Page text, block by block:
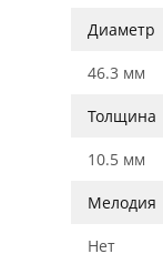
Диаметр
46.3 мм
Толщина
10.5 мм
Мелодия
Нет